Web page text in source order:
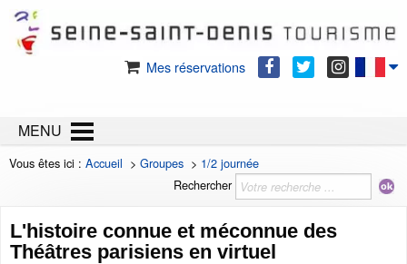
Mes réservations
MENU
Vous êtes ici : Accueil > Groupes > 1/2 journée
Rechercher
L'histoire connue et méconnue des
Théâtres parisiens en virtuel